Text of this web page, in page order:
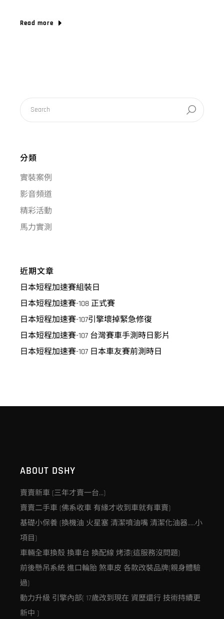
Read more
分類
實裝案例
影音頻道
精彩活動
馬力實測
近期文章
日本短程加速賽組裝日
日本短程加速賽-108 正式賽
日本短程加速賽-107引擎壞掉緊急修復
日本短程加速賽-107 台灣賽車手測時日影片
日本短程加速賽-107 日本車友賽前測時日
ABOUT DSHY
賣賣新車 (三年才賣一台…)
賣賣二手車 (佛系收車 有緣才收到車就有車賣)
基礎小保養 (換機油 火星塞 清潔噴油嘴 清潔化油器…..小
項目)
車輛全車換殼 換車台 換配線 烤漆(這服務沒問題)
前後懸吊系統 進口輪胎 煞車皮 各款改裝品牌(親身體驗
過)
動力升級 引擎內部( 17歲改到現在 資歷還行 技術持續更
新中 )